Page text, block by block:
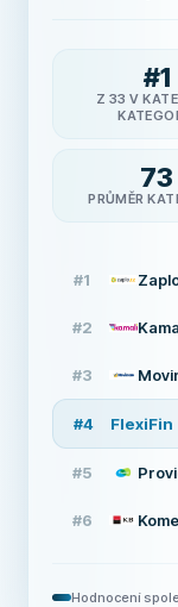
#1
Z 33 V
73
PRŮMĚR
#1
#2
#3
#4 FlexiFin
#5
#6
Hodnocení